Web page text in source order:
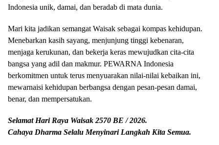
Indonesia unik, damai, dan beradab di mata dunia.
Mari kita jadikan semangat Waisak sebagai kompas kehidupan.
Menebarkan kasih sayang, menjunjung tinggi kebenaran,
menjaga kerukunan, dan bekerja keras mewujudkan cita-cita
bangsa yang adil dan makmur. PEWARNA Indonesia
berkomitmen untuk terus menyuarakan nilai-nilai kebaikan ini,
mewarnaisi kehidupan berbangsa dengan pesan-pesan damai,
benar, dan mempersatukan.
Selamat Hari Raya Waisak 2570 BE / 2026.
Cahaya Dharma Selalu Menyinari Langkah Kita Semua.